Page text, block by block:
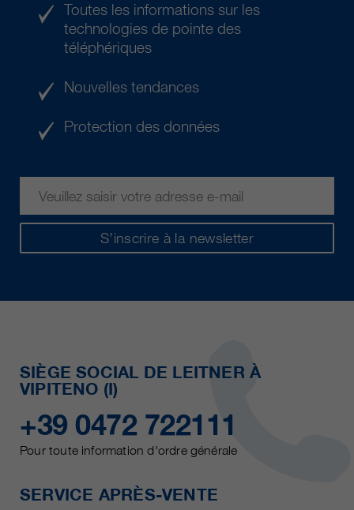
S’inscrire à la newsletter
Toutes les informations sur les
technologies de pointe des
téléphériques
Nouvelles tendances
Protection des données
SIÈGE SOCIAL DE LEITNER À
VIPITENO (I)
+39 0472 722111
Pour toute information d'ordre générale
SERVICE APRÈS-VENTE